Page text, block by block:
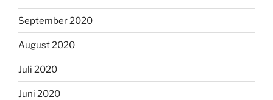
September 2020
August 2020
Juli 2020
Juni 2020